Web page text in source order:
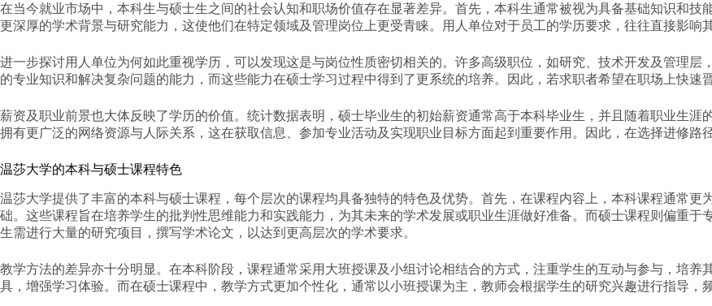
在当今就业市场中，本科生与硕士生之间的社会认知和职场价值存在显著差异。首先，本科生通常被视为具备基础知识和
更深厚的学术背景与研究能力，这使他们在特定领域及管理岗位上更受青睐。用人单位对于员工的学历要求，往往直接影响
进一步探讨用人单位为何如此重视学历，可以发现这是与岗位性质密切相关的。许多高级职位，如研究、技术开发及管理
的专业知识和解决复杂问题的能力，而这些能力在硕士学习过程中得到了更系统的培养。因此，若求职者希望在职场上快速
薪资及职业前景也大体反映了学历的价值。统计数据表明，硕士毕业生的初始薪资通常高于本科毕业生，并且随着职业生
拥有更广泛的网络资源与人际关系，这在获取信息、参加专业活动及实现职业目标方面起到重要作用。因此，在选择进修路
温莎大学的本科与硕士课程特色
温莎大学提供了丰富的本科与硕士课程，每个层次的课程均具备独特的特色及优势。首先，在课程内容上，本科课程通常
础。这些课程旨在培养学生的批判性思维能力和实践能力，为其未来的学术发展或职业生涯做好准备。而硕士课程则偏重
生需进行大量的研究项目，撰写学术论文，以达到更高层次的学术要求。
教学方法的差异亦十分明显。在本科阶段，课程通常采用大班授课及小组讨论相结合的方式，注重学生的互动与参与，培
具，增强学习体验。而在硕士课程中，教学方式更加个性化，通常以小班授课为主，教师会根据学生的研究兴趣进行指导，